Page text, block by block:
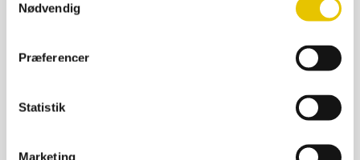
Nødvendig
Præferencer
Statistik
Marketing
Tilbud